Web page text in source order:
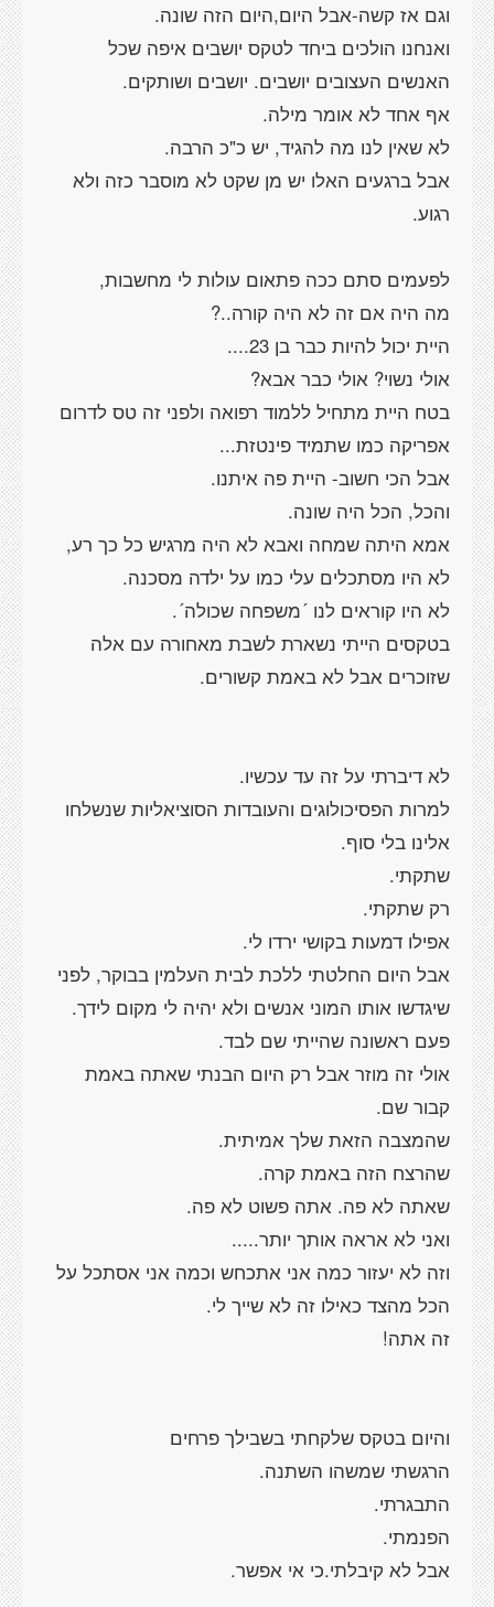
וגם אז קשה-אבל היום,היום הזה שונה.
ואנחנו הולכים ביחד לטקס יושבים איפה שכל
האנשים העצובים יושבים. יושבים ושותקים.
אף אחד לא אומר מילה.
לא שאין לנו מה להגיד, יש כ"כ הרבה.
אבל ברגעים האלו יש מן שקט לא מוסבר כזה ולא
רגוע.
לפעמים סתם ככה פתאום עולות לי מחשבות,
מה היה אם זה לא היה קורה..?
היית יכול להיות כבר בן 23....
אולי נשוי? אולי כבר אבא?
בטח היית מתחיל ללמוד רפואה ולפני זה טס לדרום
אפריקה כמו שתמיד פינטזת...
אבל הכי חשוב- היית פה איתנו.
והכל, הכל היה שונה.
אמא היתה שמחה ואבא לא היה מרגיש כל כך רע,
לא היו מסתכלים עלי כמו על ילדה מסכנה.
לא היו קוראים לנו ´משפחה שכולה´.
בטקסים הייתי נשארת לשבת מאחורה עם אלה
שזוכרים אבל לא באמת קשורים.
לא דיברתי על זה עד עכשיו.
למרות הפסיכולוגים והעובדות הסוציאליות שנשלחו
אלינו בלי סוף.
שתקתי.
רק שתקתי.
אפילו דמעות בקושי ירדו לי.
אבל היום החלטתי ללכת לבית העלמין בבוקר, לפני
שיגדשו אותו המוני אנשים ולא יהיה לי מקום לידך.
פעם ראשונה שהייתי שם לבד.
אולי זה מוזר אבל רק היום הבנתי שאתה באמת
קבור שם.
שהמצבה הזאת שלך אמיתית.
שהרצח הזה באמת קרה.
שאתה לא פה. אתה פשוט לא פה.
ואני לא אראה אותך יותר.....
וזה לא יעזור כמה אני אתכחש וכמה אני אסתכל על
הכל מהצד כאילו זה לא שייך לי.
זה אתה!
והיום בטקס שלקחתי בשבילך פרחים
הרגשתי שמשהו השתנה.
התבגרתי.
הפנמתי.
אבל לא קיבלתי.כי אי אפשר.